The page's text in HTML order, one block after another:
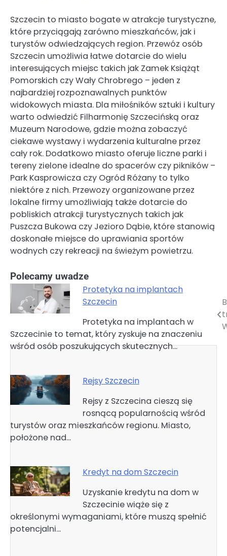
Szczecin to miasto bogate w atrakcje turystyczne,
które przyciągają zarówno mieszkańców, jak i
turystów odwiedzających region. Przewóz osób
Szczecin umożliwia łatwe dotarcie do wielu
interesujących miejsc takich jak Zamek Książąt
Pomorskich czy Wały Chrobrego – jeden z
najbardziej rozpoznawalnych punktów
widokowych miasta. Dla miłośników sztuki i kultury
warto odwiedzić Filharmonię Szczecińską oraz
Muzeum Narodowe, gdzie można zobaczyć
ciekawe wystawy i wydarzenia kulturalne przez
cały rok. Dodatkowo miasto oferuje liczne parki i
tereny zielone idealne do spacerów czy pikników –
Park Kasprowicza czy Ogród Różany to tylko
niektóre z nich. Przewozy organizowane przez
lokalne firmy umożliwiają także dotarcie do
pobliskich atrakcji turystycznych takich jak
Puszcza Bukowa czy Jezioro Dąbie, które stanowią
doskonałe miejsce do uprawiania sportów
wodnych czy rekreacji na świeżym powietrzu.
Polecamy uwadze
Protetyka na implantach
Szczecin
Protetyka na implantach w
Szczecinie to temat, który zyskuje na znaczeniu
wśród osób poszukujących skutecznych…
Rejsy Szczecin
Rejsy z Szczecina cieszą się
rosnącą popularnością wśród
turystów oraz mieszkańców regionu. Miasto,
położone nad…
Kredyt na dom Szczecin
Uzyskanie kredytu na dom w
Szczecinie wiąże się z
określonymi wymaganiami, które muszą spełnić
potencjalni…
Nawigacja